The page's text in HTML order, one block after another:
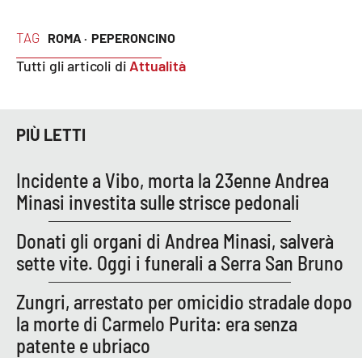
Lamezia Terme
PROGETTI
SPECIALI
Buona Sanità Calabria
CALABRIAVISIONE
Destinazioni
TAG ROMA · PEPERONCINO
Tutti gli articoli di Attualità
PIÙ LETTI
Incidente a Vibo, morta la 23enne Andrea
Minasi investita sulle strisce pedonali
Donati gli organi di Andrea Minasi, salverà
sette vite. Oggi i funerali a Serra San Bruno
Zungri, arrestato per omicidio stradale dopo
la morte di Carmelo Purita: era senza
patente e ubriaco